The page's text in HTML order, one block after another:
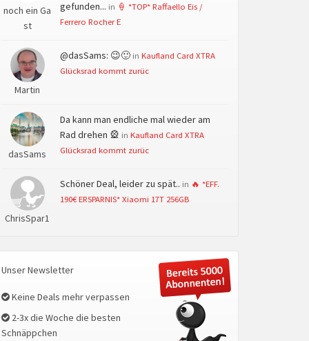
noch ein Ga
st
gefunden... in 🍦 *TOP* Raffaello Eis /
Ferrero Rocher E
Martin
@dasSams: 😉🙂 in Kaufland Card XTRA
Glücksrad kommt zurüc
dasSams
Da kann man endliche mal wieder am
Rad drehen 🎡 in Kaufland Card XTRA
Glücksrad kommt zurüc
ChrisSpar1
Schöner Deal, leider zu spät.. in 🔥 *EFF.
190€ ERSPARNIS* Xiaomi 17T 256GB
Unser Newsletter
Keine Deals mehr verpassen
2-3x die Woche die besten
Schnäppchen